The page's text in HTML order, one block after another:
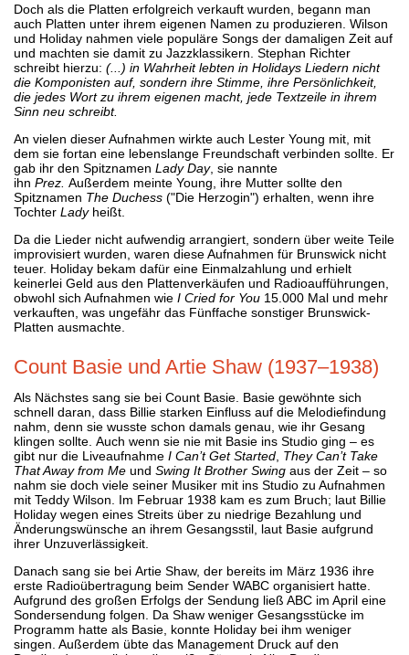
Doch als die Platten erfolgreich verkauft wurden, begann man
auch Platten unter ihrem eigenen Namen zu produzieren. Wilson
und Holiday nahmen viele populäre Songs der damaligen Zeit auf
und machten sie damit zu Jazzklassikern. Stephan Richter
schreibt hierzu: (...) in Wahrheit lebten in Holidays Liedern nicht
die Komponisten auf, sondern ihre Stimme, ihre Persönlichkeit,
die jedes Wort zu ihrem eigenen macht, jede Textzeile in ihrem
Sinn neu schreibt.
An vielen dieser Aufnahmen wirkte auch Lester Young mit, mit
dem sie fortan eine lebenslange Freundschaft verbinden sollte. Er
gab ihr den Spitznamen Lady Day, sie nannte
ihn Prez. Außerdem meinte Young, ihre Mutter sollte den
Spitznamen The Duchess ("Die Herzogin") erhalten, wenn ihre
Tochter Ladyheißt.
Da die Lieder nicht aufwendig arrangiert, sondern über weite Teile
improvisiert wurden, waren diese Aufnahmen für Brunswick nicht
teuer. Holiday bekam dafür eine Einmalzahlung und erhielt
keinerlei Geld aus den Plattenverkäufen und Radioaufführungen,
obwohl sich Aufnahmen wie I Cried for You 15.000 Mal und mehr
verkauften, was ungefähr das Fünffache sonstiger Brunswick-
Platten ausmachte.
Count Basie und Artie Shaw (1937–1938)
Als Nächstes sang sie bei Count Basie. Basie gewöhnte sich
schnell daran, dass Billie starken Einfluss auf die Melodiefindung
nahm, denn sie wusste schon damals genau, wie ihr Gesang
klingen sollte. Auch wenn sie nie mit Basie ins Studio ging – es
gibt nur die Liveaufnahme I Can’t Get Started They Can’t Take
That Away from Me und Swing It Brother Swing aus der Zeit – so
nahm sie doch viele seiner Musiker mit ins Studio zu Aufnahmen
mit Teddy Wilson. Im Februar 1938 kam es zum Bruch; laut Billie
Holiday wegen eines Streits über zu niedrige Bezahlung und
Änderungswünsche an ihrem Gesangsstil, laut Basie aufgrund
ihrer Unzuverlässigkeit.
Danach sang sie bei Artie Shaw, der bereits im März 1936 ihre
erste Radioübertragung beim Sender WABC organisiert hatte.
Aufgrund des großen Erfolgs der Sendung ließ ABC im April eine
Sondersendung folgen. Da Shaw weniger Gesangsstücke im
Programm hatte als Basie, konnte Holiday bei ihm weniger
singen. Außerdem übte das Management Druck auf den